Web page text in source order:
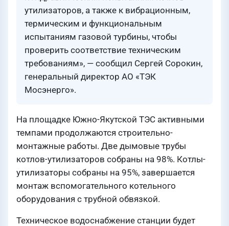
утилизаторов, а также к вибрационным,
термическим и функциональным
испытаниям газовой турбины, чтобы
проверить соответствие техническим
требованиям», — сообщил Сергей Сорокин,
генеральный директор АО «ТЭК
Мосэнерго».
На площадке Южно-Якутской ТЭС активными
темпами продолжаются строительно-
монтажные работы. Две дымовые трубы
котлов-утилизаторов собраны на 98%. Котлы-
утилизаторы собраны на 95%, завершается
монтаж вспомогательного котельного
оборудования с трубной обвязкой.
Техническое водоснабжение станции будет